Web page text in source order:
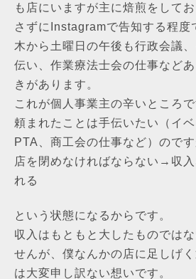
も店にいますが主に焙煎をして
さずにInstagramで告知する程度
木から土曜日の午後も行政会議
伝い、作業療法士会の仕事など
きがあります。
これが個人事業主の辛いところで
頼まれたことは手伝いたい（イ
PTA、商工会の仕事など）ので
店を閉めなければならない→収
れる
という状態になるからです。
収入はもともと大したものでは
せんが、僕なんかの店に足しげ
は大変申し訳ない想いです。